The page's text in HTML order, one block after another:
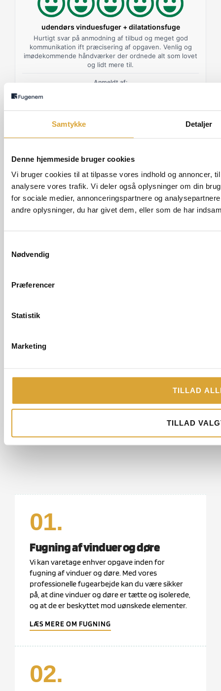
Samtykke Detaljer
Denne hjemmeside bruger cookies
Vi bruger cookies til at tilpasse vores indhold og annoncer,
analysere vores trafik. Vi deler også oplysninger om din
for sociale medier, annonceringspartnere og
andre oplysninger, du har givet dem, eller som de har
Nødvendig
Præferencer
Statistik
Marketing
TILLAD
TILLAD
udendørs vinduesfuger + dilatationsfuge
Hurtigt svar på anmodning af tilbud og meget god
kommunikation ift præcisering af opgaven. Venlig og
imødekommende håndværker der ordnede alt som lovet
og lidt mere til.
Anmeldt af:
Fugeslip i badeværelse
Ringede i fredags med en revnet fuge i brusenichen-
han kom samme aften og fiksede problemet på 5
01.
Fugning af vinduer og døre
Vi kan varetage enhver opgave inden for
fugning af vinduer og døre. Med vores
professionelle fugearbejde kan du være sikker
på, at dine vinduer og døre er tætte og isolerede,
og at de er beskyttet mod uønskede elementer.
LÆS MERE OM FUGNING
02.